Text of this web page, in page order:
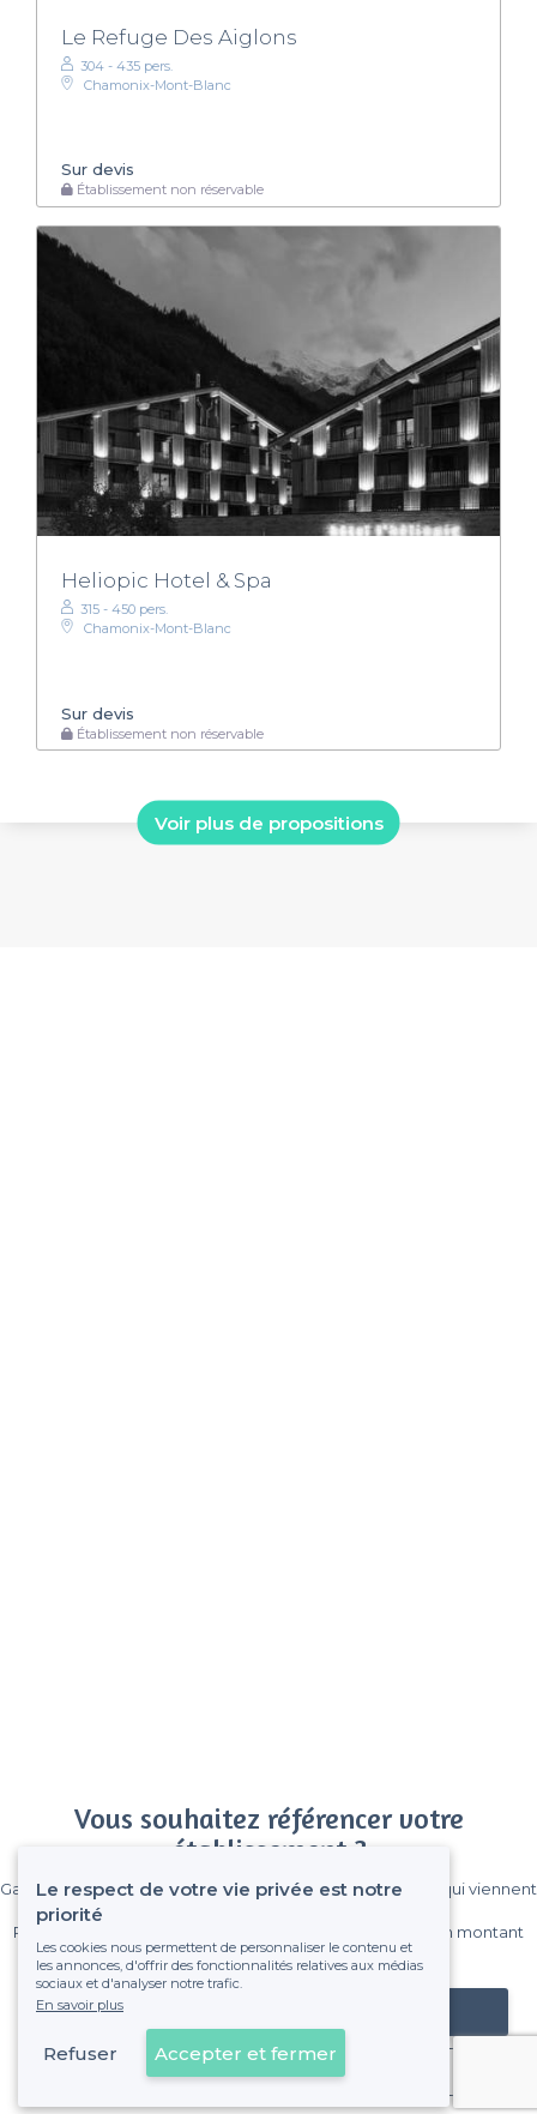
Le Refuge Des Aiglons
304 - 435 pers.
Chamonix-Mont-Blanc
Sur devis
Établissement non réservable
Heliopic Hotel & Spa
315 - 450 pers.
Chamonix-Mont-Blanc
Sur devis
Établissement non réservable
Voir plus de propositions
Vous souhaitez référencer votre
établissement ?
Gagnez de nombreux clients parmi le million de visiteurs qui viennent
Pas de commissions et sans engagement, vous payez un montant
fixe sans risque de voir déraper la facture.
Référencer mon établissement
Déjà client
Le respect de votre vie privée est notre
priorité
Les cookies nous permettent de personnaliser le contenu et
les annonces, d'offrir des fonctionnalités relatives aux médias
sociaux et d'analyser notre trafic.
En savoir plus
Refuser Accepter et fermer